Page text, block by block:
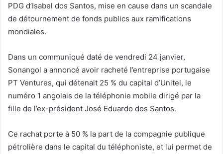
PDG d’Isabel dos Santos, mise en cause dans un scandale
de détournement de fonds publics aux ramifications
mondiales.
Dans un communiqué daté de vendredi 24 janvier,
Sonangol a annoncé avoir racheté l’entreprise portugaise
PT Ventures, qui détenait 25 % du capital d’Unitel, le
numéro 1 angolais de la téléphonie mobile dirigé par la
fille de l’ex-président José Eduardo dos Santos.
Ce rachat porte à 50 % la part de la compagnie publique
pétrolière dans le capital du téléphoniste, et lui permet de